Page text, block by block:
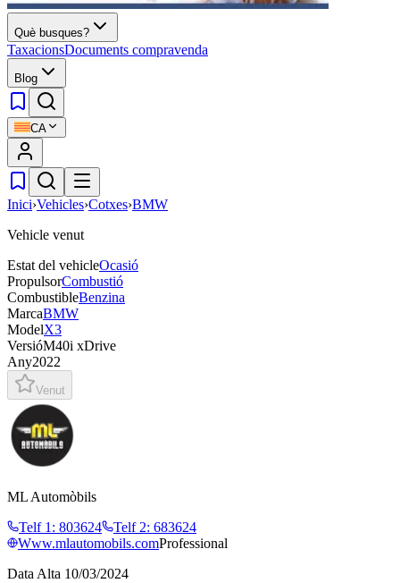
Què busques?
TaxacionsDocuments compravenda
Blog
CA
Inici›Vehicles›Cotxes›BMW
Vehicle venut
Estat del vehicleOcasió
PropulsorCombustió
CombustibleBenzina
MarcaBMW
ModelX3
VersióM40i xDrive
Any2022
Venut
ML Automòbils
Telf 1 : 803624 Telf 2: 683624
Www.mlautomobils.comProfessional
Data Alta 10/03/2024